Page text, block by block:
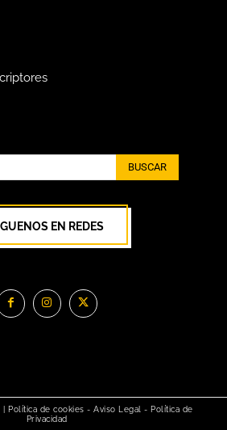
BUSCAR
EN REDES
Política de cookies - Aviso Legal - Política de
Privacidad